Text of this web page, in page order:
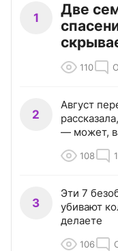
1
Две
110
2
Август
— может,
108 1
3
Эти 7
убивают
делаете
106